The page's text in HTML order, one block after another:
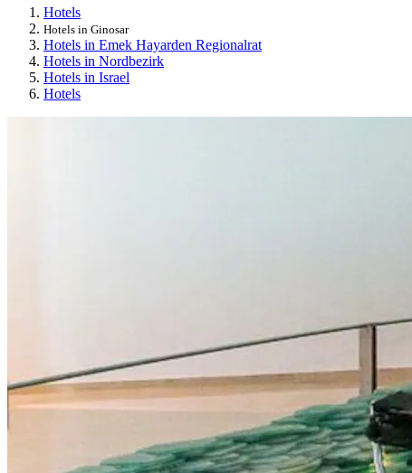
Hotels
Hotels in Ginosar
Hotels in Emek Hayarden Regionalrat
Hotels in Nordbezirk
Hotels in Israel
Hotels